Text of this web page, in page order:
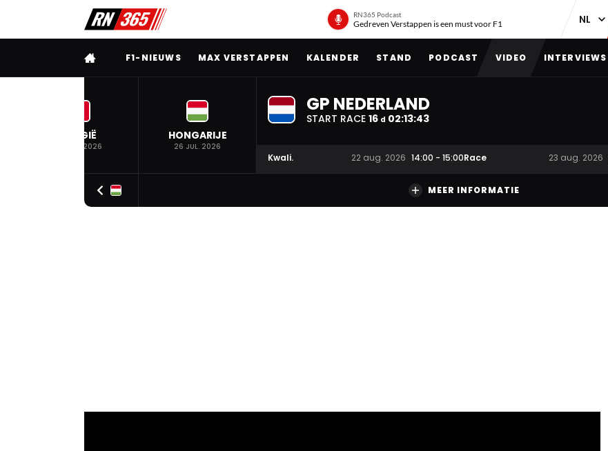
RN365 Podcast
Gedreven Verstappen is een must voor F1
VOLLEDIG MENU
F1-NIEUWS MAX VERSTAPPEN KALENDER STAND PODCAST VIDEO INTERVIEWS
BELGIË
19 JUL. 2026
HONGARIJE
26 JUL. 2026
GP NEDERLAND
START RACE 16 d 02:13:42
Kwali. 22 aug. 2026 14:00 - 15:00Race 23 aug. 2026
MEER INFORMATIE